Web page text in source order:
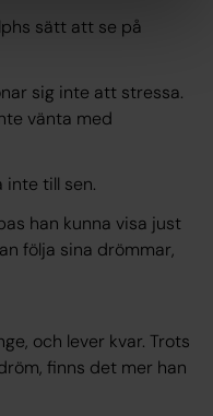
sätt att se på
sig inte att stressa.
vänta med
inte till sen.
han kunna visa just
följa sina drömmar,
och lever kvar. Trots
finns det mer han